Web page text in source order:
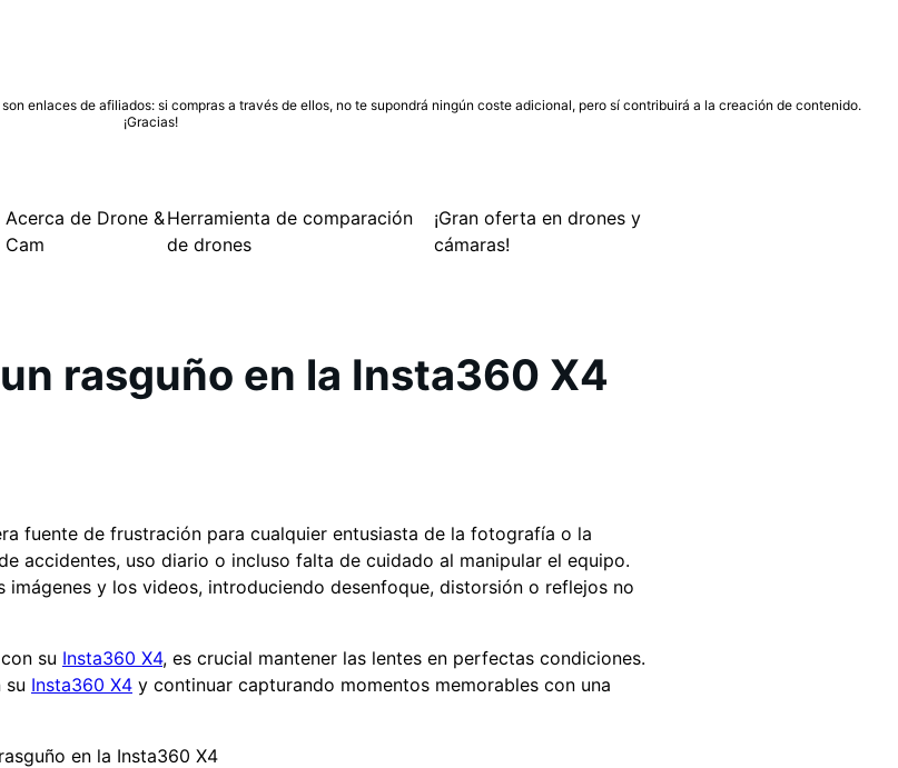
enlaces de afiliados: si compras a través de ellos, no te supondrá ningún coste adicional, pero sí contribuirá a la creación de contenido.
¡Gracias!
Acerca de Drone &
Cam
Herramienta de comparación
de drones
¡Gran oferta en drones y
cámaras!
rasguño en la Insta360 X4
fuente de frustración para cualquier entusiasta de la fotografía o la
accidentes, uso diario o incluso falta de cuidado al manipular el equipo.
y los videos, introduciendo desenfoque, distorsión o reflejos no
su Insta360 X4, es crucial mantener las lentes en perfectas condiciones.
su Insta360 X4 y continuar capturando momentos memorables con una